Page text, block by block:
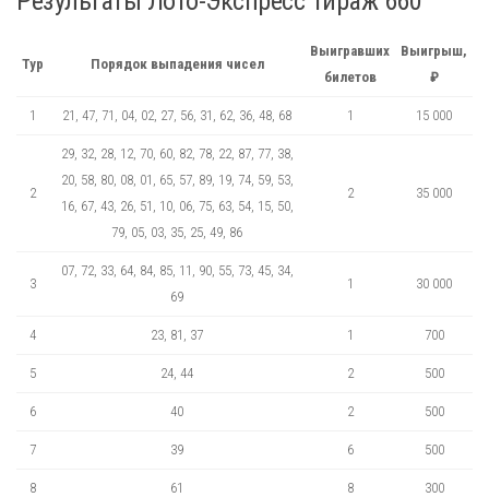
Тур Порядок выпадения чисел
Выигравших
билетов
Выигрыш,
₽
1 21, 47, 71, 04, 02, 27, 56, 31, 62, 36, 48, 68 1 15 000
2
29, 32, 28, 12, 70, 60, 82, 78, 22, 87, 77, 38,
20, 58, 80, 08, 01, 65, 57, 89, 19, 74, 59, 53,
16, 67, 43, 26, 51, 10, 06, 75, 63, 54, 15, 50,
79, 05, 03, 35, 25, 49, 86
2 35 000
3
07, 72, 33, 64, 84, 85, 11, 90, 55, 73, 45, 34,
69
1 30 000
4 23, 81, 37 1 700
5 24, 44 2 500
6 40 2 500
7 39 6 500
8 61 8 300